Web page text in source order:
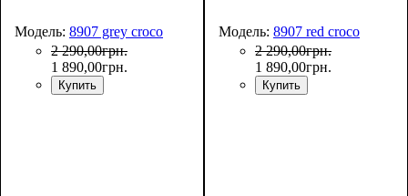
Модель: 8907 grey croco
2 290,00грн.
1 890,00грн.
Купить
Модель: 8907 red croco
2 290,00грн.
1 890,00грн.
Купить